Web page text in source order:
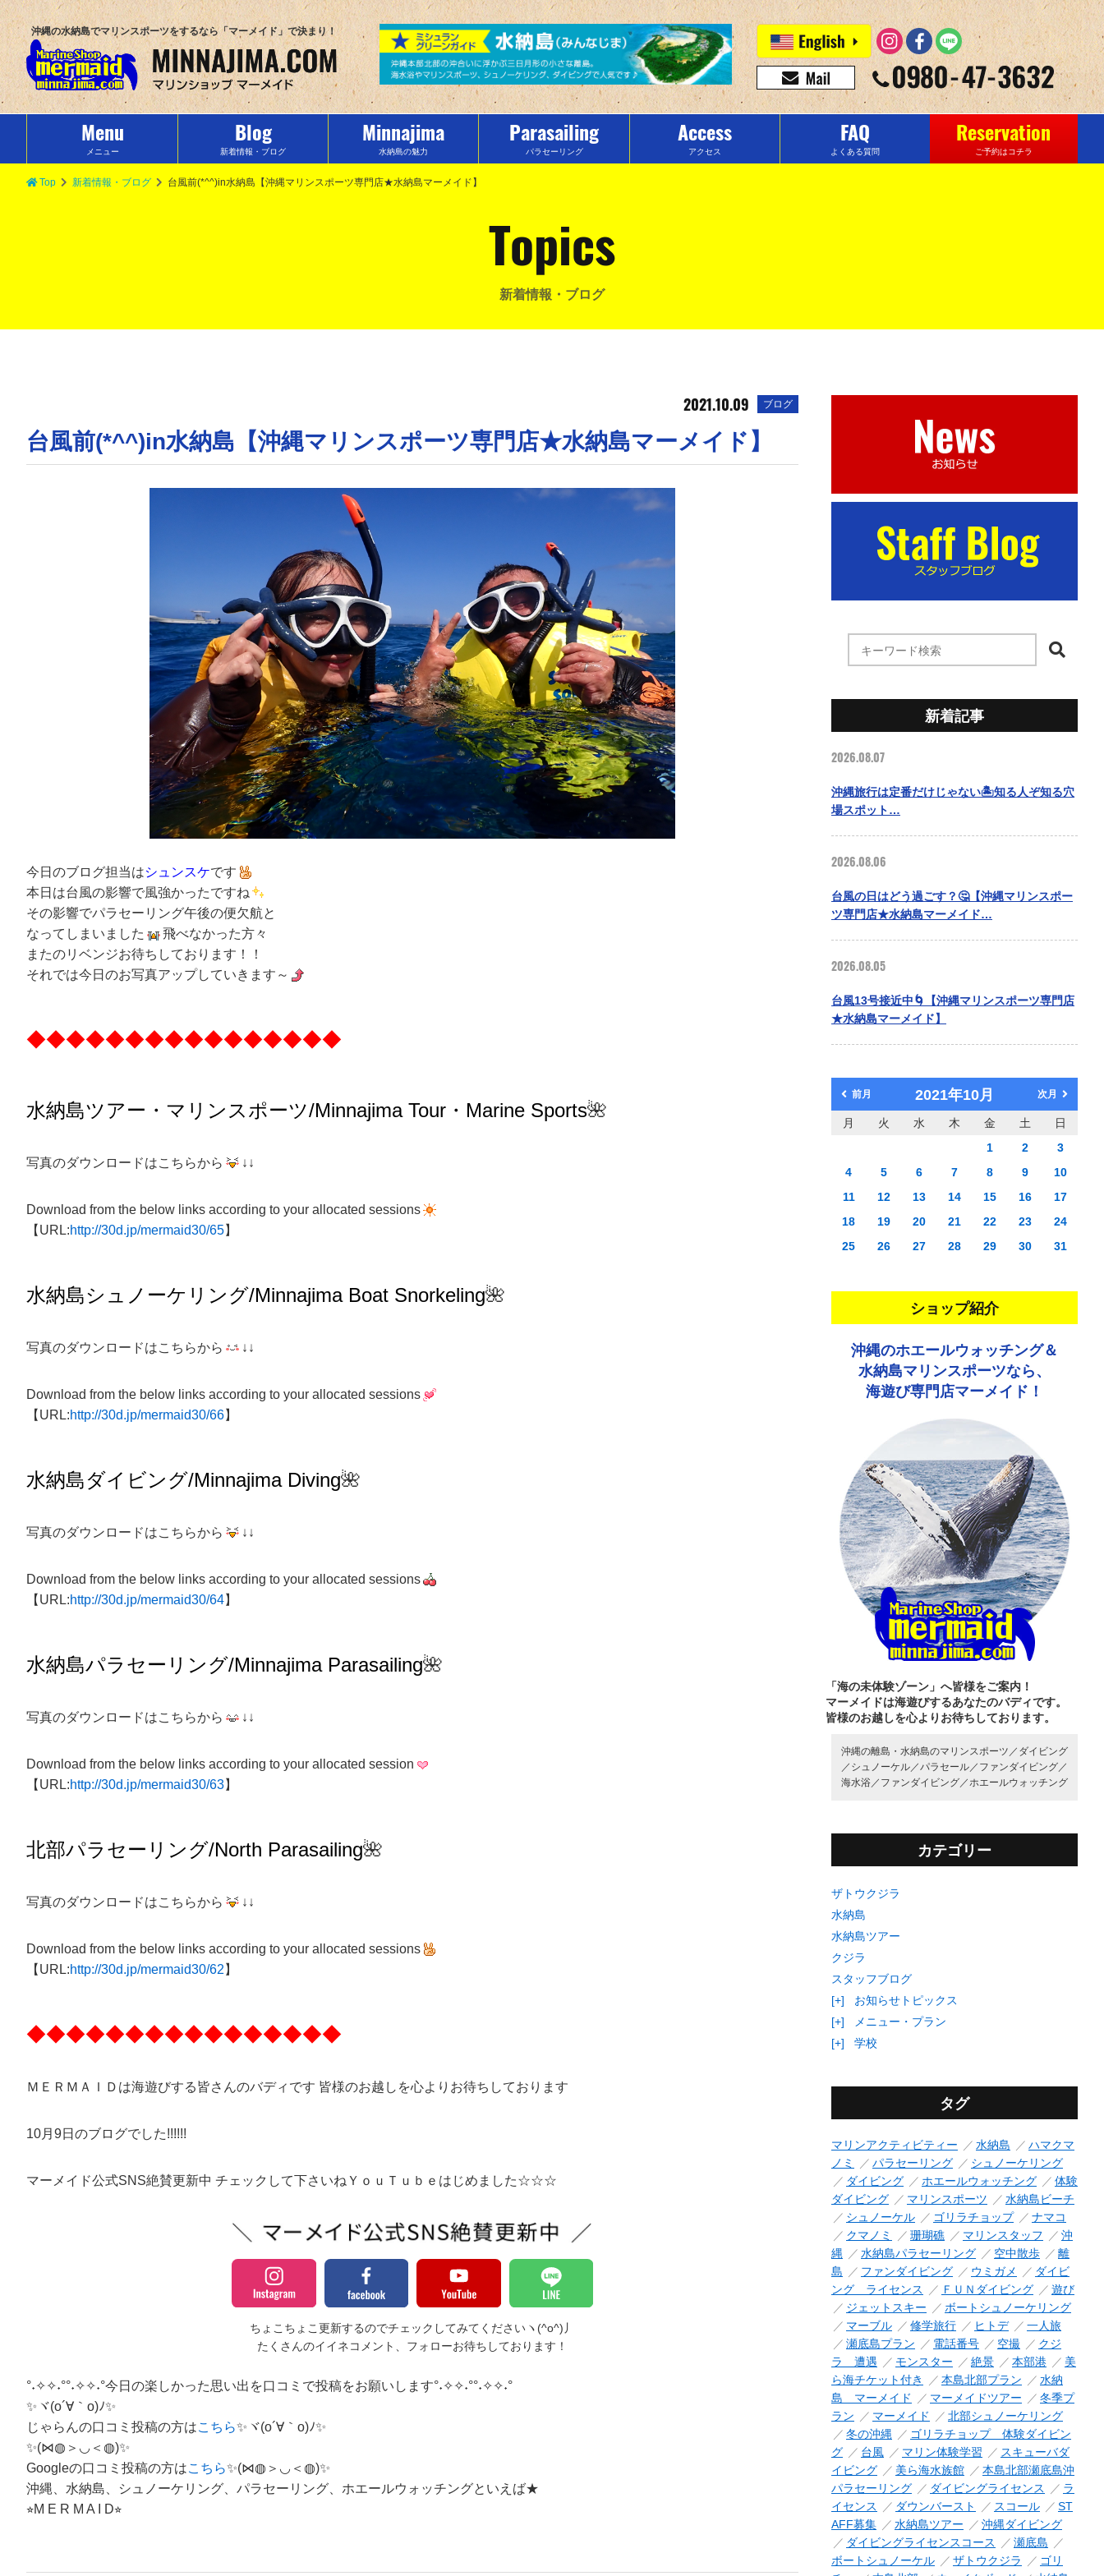
沖縄の水納島でマリンスポーツをするなら「マーメイド」で決まり！
Menu
メニュー
Blog
新着情報・ブログ
Minnajima
水納島の魅力
Parasailing
パラセーリング
Access
アクセス
FAQ
よくある質問
Reservation
ご予約はコチラ
Top 新着情報・ブログ 台風前(*^^)in水納島【沖縄マリンスポーツ専門店★水納島マーメイド】
Topics
新着情報・ブログ
2021.10.09 ブログ
台風前(*^^)in水納島【沖縄マリンスポーツ専門店★水納島マーメイド】
今日のブログ担当はシュンスケです
本日は台風の影響で風強かったですね
その影響でパラセーリング午後の便欠航と
なってしまいました
飛べなかった方々
またのリベンジお待ちしております！！
それでは今日のお写真アップしていきます～
◆◆◆◆◆◆◆◆◆◆◆◆◆◆◆◆
水納島ツアー・マリンスポーツ/Minnajima Tour・Marine Sports🌺
写真のダウンロードはこちらから ↓↓
Download from the below links according to your allocated sessions
【URL:http://30d.jp/mermaid30/65】
水納島シュノーケリング/Minnajima Boat Snorkeling🌺
写真のダウンロードはこちらから ↓↓
Download from the below links according to your allocated sessions
【URL:http://30d.jp/mermaid30/66】
水納島ダイビング/Minnajima Diving🌺
写真のダウンロードはこちらから ↓↓
Download from the below links according to your allocated sessions
【URL:http://30d.jp/mermaid30/64】
水納島パラセーリング/Minnajima Parasailing🌺
写真のダウンロードはこちらから ↓↓
Download from the below links according to your allocated session
【URL:http://30d.jp/mermaid30/63】
北部パラセーリング/North Parasailing🌺
写真のダウンロードはこちらから ↓↓
Download from the below links according to your allocated sessions
【URL:http://30d.jp/mermaid30/62 】
◆◆◆◆◆◆◆◆◆◆◆◆◆◆◆◆
ＭＥＲＭＡＩＤは海遊びする皆さんのバディです 皆様のお越しを心よりお待ちしております
10月9日のブログでした!!!!!!
マーメイド公式SNS絶賛更新中 チェックして下さいねＹｏｕＴｕｂｅはじめました☆☆☆
ちょこちょこ更新するのでチェックしてみてくださいヽ(^o^)丿
たくさんのイイネコメント、フォローお待ちしております！
°˖✧✧˖°°˖✧✧˖°今日の楽しかった思い出を口コミで投稿をお願いします°˖✧✧˖°°˖✧✧˖°
✨ヾ(o´∀｀o)ﾉ✨
じゃらんの口コミ投稿の方はこちら✨ヾ(o´∀｀o)ﾉ✨
✨(⋈◍＞◡＜◍)✨
Googleの口コミ投稿の方はこちら✨(⋈◍＞◡＜◍)✨
沖縄、水納島、シュノーケリング、パラセーリング、ホエールウォッチングといえば★
⭐︎M E R M A I D⭐︎
新着記事
2026.08.07
沖縄旅行は定番だけじゃない🏝️知る人ぞ知る穴
場スポット…
2026.08.06
台風の日はどう過ごす？🤔【沖縄マリンスポー
ツ専門店★水納島マーメイド…
2026.08.05
台風13号接近中🌀【沖縄マリンスポーツ専門店
★水納島マーメイド】
前月 2021年10月 次月
月 火 水 木 金 土
日
1
2
3
4
5 6 7 8 9
10
11
12 13 14 15 16
17
18
19 20 21 22 23
24
25
26 27 28 29 30 31
ショップ紹介
沖縄のホエールウォッチング＆
水納島マリンスポーツなら、
海遊び専門店マーメイド！
「海の未体験ゾーン」へ皆様をご案内！
マーメイドは海遊びするあなたのバディです。
皆様のお越しを心よりお待ちしております。
沖縄の離島・水納島のマリンスポーツ／ ダイビング
／ シュノーケル／ パラセール／ ファンダイビング／
海水浴／ ファンダイビング／ ホエールウォッチング
カテゴリー
ザトウクジラ
水納島
水納島ツアー
クジラ
スタッフブログ
[+]
お知らせトピックス
[+]
メニュー・プラン
[+]
学校
タグ
マリンアクティビティー 水納島
ハマクマ
ノミ
パラセーリング
シュノーケリング
ダイビング
ホエールウォッチング
体験
ダイビング
マリンスポーツ
水納島ビーチ
シュノーケル
ゴリラチョップ
ナマコ
クマノミ
珊瑚礁 マリンスタッフ
沖
縄
水納島パラセーリング 空中散歩
離
島
ファンダイビング ウミガメ
ダイビ
ング ライセンス
ＦＵＮダイビング
遊び
ジェットスキー
ボートシュノーケリング
マーブル
修学旅行 ヒトデ
一人旅
瀬底島プラン
電話番号 空撮
クジ
ラ 遭遇
モンスター 絶景 本部港
美
ら海チケット付き
本島北部プラン
水納
島 マーメイド
マーメイドツアー
冬季プ
ラン
マーメイド
北部シュノーケリング
冬の沖縄
ゴリラチョップ 体験ダイビン
グ
台風 マリン体験学習
スキューバダ
イビング
美ら海水族館
本島北部瀬底島沖
パラセーリング
ダイビングライセンス
ラ
イセンス
ダウンバースト スコール
ST
AFF募集
水納島ツアー
沖縄ダイビング
ダイビングライセンスコース
瀬底島
ボートシュノーケル
ザトウクジラ
ゴリ